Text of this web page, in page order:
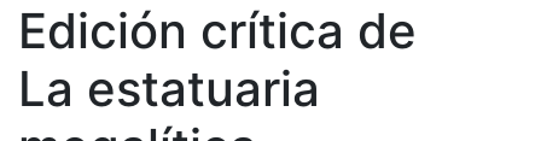
Edición crítica de
La estatuaria